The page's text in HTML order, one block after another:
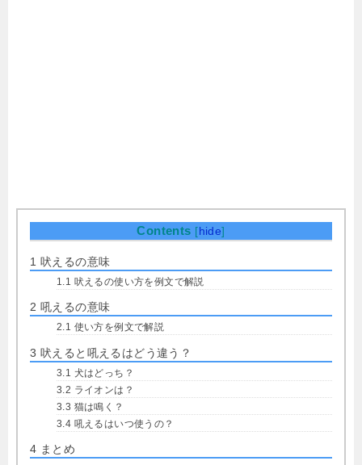
Contents [ hide]
1 吠えるの意味
1.1 吠えるの使い方を例文で解説
2 吼えるの意味
2.1 使い方を例文で解説
3 吠えると吼えるはどう違う？
3.1 犬はどっち？
3.2 ライオンは？
3.3 猫は鳴く？
3.4 吼えるはいつ使うの？
4 まとめ